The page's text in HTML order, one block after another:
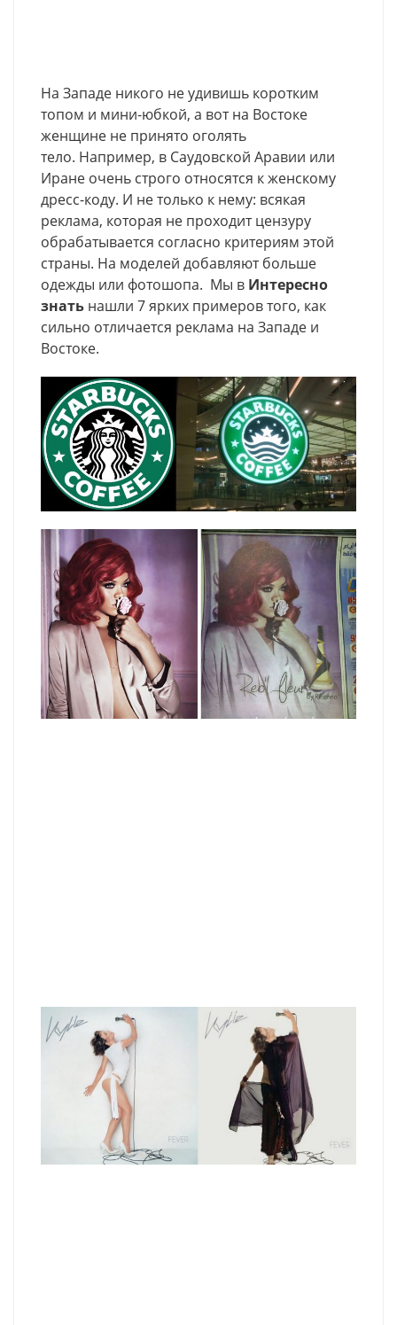
На Западе никого не удивишь коротким
топом и мини-юбкой, а вот на Востоке
женщине не принято оголять
тело. Например, в Саудовской Аравии или
Иране очень строго относятся к женскому
дресс-коду. И не только к нему: всякая
реклама, которая не проходит цензуру
обрабатывается согласно критериям этой
страны. На моделей добавляют больше
одежды или фотошопа. Мы в Интересно
знать нашли 7 ярких примеров того, как
сильно отличается реклама на Западе и
Востоке.